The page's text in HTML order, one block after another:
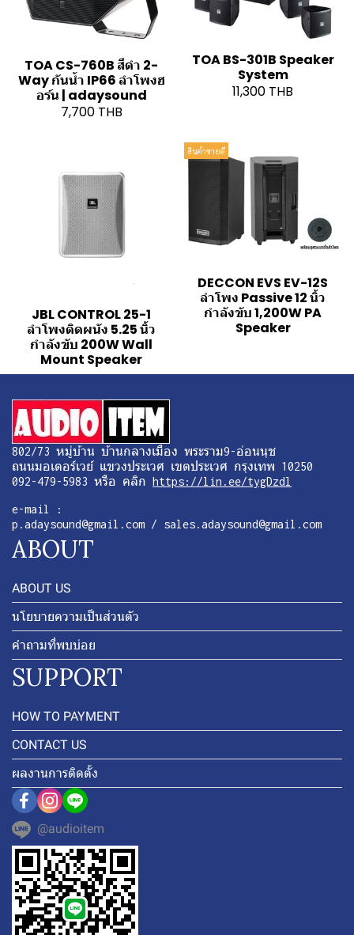
TOA CS-760B สีดำ 2-
Way กันน้ำ IP66 ลำโพงฮ
อร์น | adaysound
7,700 THB
TOA BS-301B Speaker
System
11,300 THB
JBL CONTROL 25-1
ลำโพงติดผนัง 5.25 นิ้ว
กำลังขับ 200W Wall
Mount Speaker
สินค้าขายดี
DECCON EVS EV-12S
ลำโพง Passive 12 นิ้ว
กำลังขับ 1,200W PA
Speaker
802/73 หมู่บ้าน บ้านกลางเมือง พระราม9-อ่อนนุช
ถนนมอเตอร์เวย์ แขวงประเวศ เขตประเวศ กรุงเทพ 10250
092-479-5983 หรือ คลิก https://lin.ee/tygDzdl
e-mail :
p.adaysound@gmail.com / sales.adaysound@gmail.com
ABOUT
ABOUT US
นโยบายความเป็นส่วนตัว
คำถามที่พบบ่อย
SUPPORT
HOW TO PAYMENT
CONTACT US
ผลงานการติดตั้ง
@audioitem